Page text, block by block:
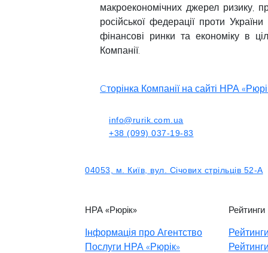
макроекономічних джерел ризику,
російської федерації проти
фінансові ринки та економіку в
Компанії.
Cторінка Компанії на сайті НРА
info@rurik.com.ua
+38 (099) 037-19-83
04053, м. Київ, вул. Січових стрільців 52-А
НРА «Рюрік»
Інформація про Агентство
Послуги НРА «Рюрік»
Рейтинги